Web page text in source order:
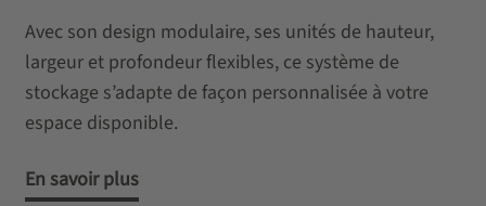
Avec son design modulaire, ses unités de hauteur,
largeur et profondeur flexibles, ce système de
stockage s’adapte de façon personnalisée à votre
espace disponible.
En savoir plus